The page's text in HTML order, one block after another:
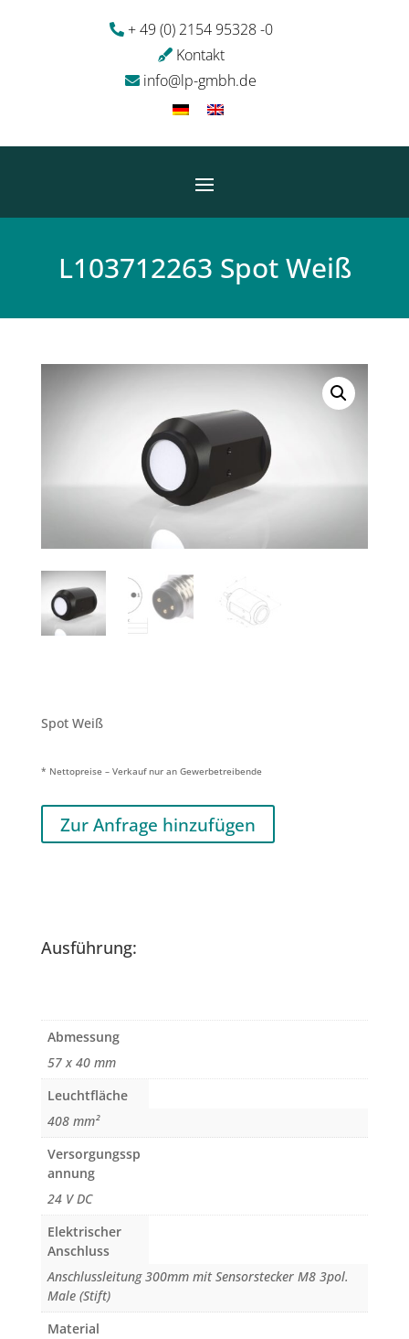
+ 49 (0) 2154 95328 -0
Kontakt
info@lp-gmbh.de
L103712263 Spot Weiß
Spot Weiß
* Nettopreise – Verkauf nur an Gewerbetreibende
Zur Anfrage hinzufügen
Ausführung:
Abmessung
57 x 40 mm
Leuchtfläche
408 mm²
Versorgungssp
annung
24 V DC
Elektrischer
Anschluss
Anschlussleitung 300mm mit Sensorstecker M8 3pol.
Male (Stift)
Material